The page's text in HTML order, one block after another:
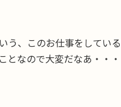
う、このお仕事をしてい
となので大変だなあ・・